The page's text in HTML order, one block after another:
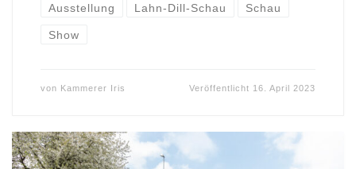
Ausstellung Lahn-Dill-Schau Schau
Show
von Kammerer Iris Veröffentlicht 16. April 2023